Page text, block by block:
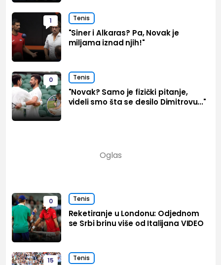
1 Tenis
"Siner i Alkaras? Pa, Novak je
miljama iznad njih!"
0 Tenis
"Novak? Samo je fizički pitanje,
videli smo šta se desilo Dimitrovu..."
0 Tenis
Reketiranje u Londonu: Odjednom
se Srbi brinu više od Italijana VIDEO
15 Tenis